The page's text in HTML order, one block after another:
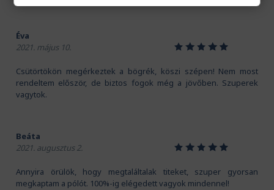
Éva
2021. május 10.
12345
Csütörtökön megérkeztek a bögrék, köszi szépen! Nem most
rendeltem először, de biztos fogok még a jövőben. Szuperek
vagytok.
Beáta
2021. augusztus 2.
12345
Annyira örülök, hogy megtaláltalak titeket, szuper gyorsan
megkaptam a pólót. 100%-ig elégedett vagyok mindennel!